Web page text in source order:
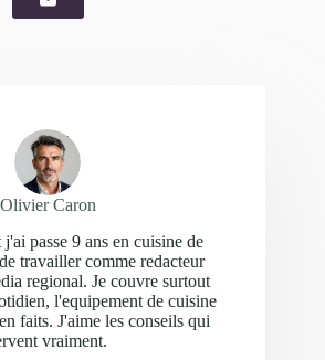
Olivier Caron
passe 9 ans en cuisine de
travailler comme redacteur
regional. Je couvre surtout
l'equipement de cuisine
faits. J'aime les conseils qui
vraiment.